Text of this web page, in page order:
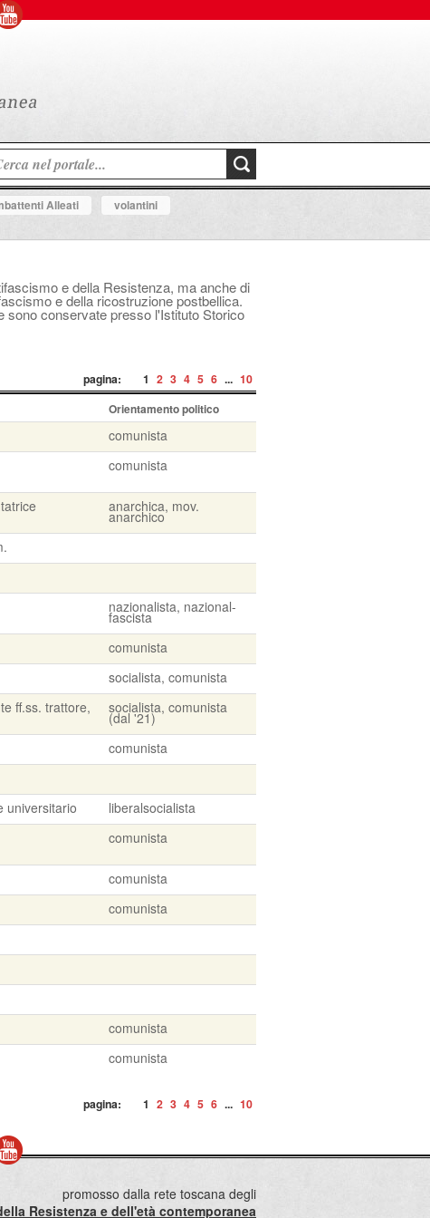
Alleati
volantini
e della Resistenza, ma anche di
e della ricostruzione postbellica.
sono conservate presso l'Istituto Storico
pagina: 1 2 3 4 5 6 ... 10
Orientamento politico
comunista
comunista
anarchica, mov.
anarchico
nazionalista, nazional-
fascista
comunista
socialista, comunista
ff.ss. trattore, socialista, comunista
(dal '21)
comunista
universitario
liberalsocialista
comunista
comunista
comunista
comunista
comunista
pagina: 1 2 3 4 5 6 ... 10
promosso dalla rete toscana degli
Resistenza e dell'età contemporanea